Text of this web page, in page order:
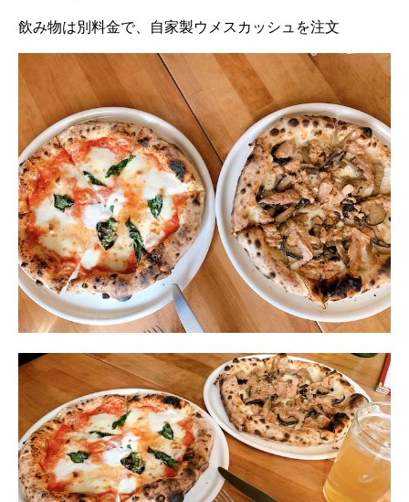
飲み物は別料金で、自家製ウメスカッシュを注文